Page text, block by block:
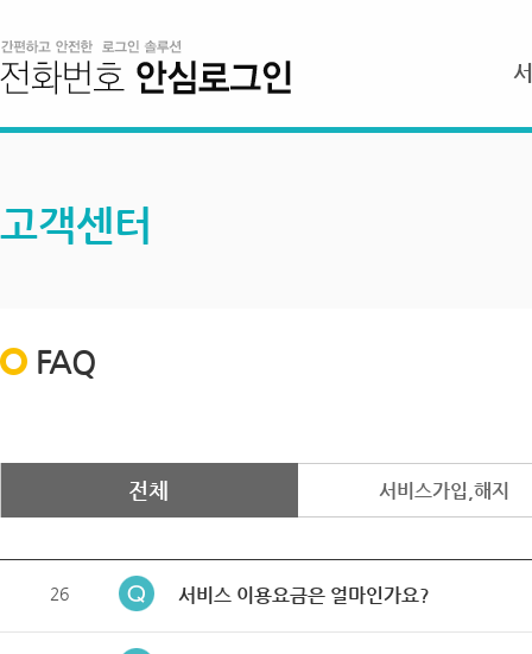
고객센터
FAQ
전체 서비스가입,해지
26 서비스 이용요금은 얼마인가요?